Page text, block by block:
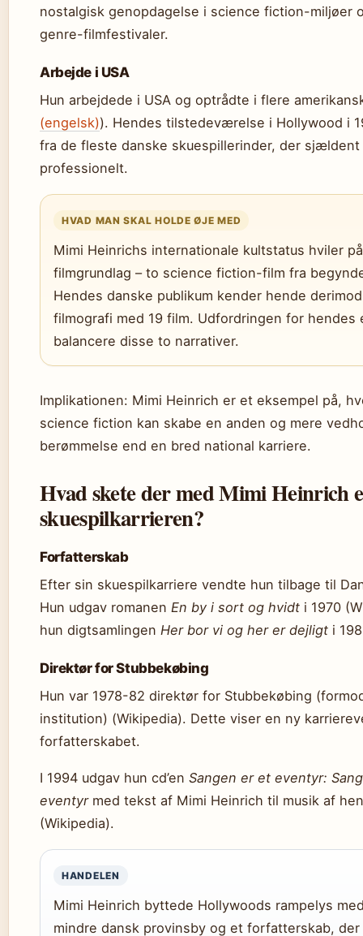
nostalgisk genopdagelse i science fiction-miljøer
genre-filmfestivaler.
Arbejde i USA
Hun arbejdede i USA og optrådte i flere
(engelsk)). Hendes tilstedeværelse i Hollywood i
fra de fleste danske skuespillerinder, der
professionelt.
HVAD MAN SKAL HOLDE ØJE MED
Mimi Heinrichs internationale kultstatus hviler
filmgrundlag – to science fiction-film fra
Hendes danske publikum kender hende
filmografi med 19 film. Udfordringen for
balancere disse to narrativer.
Implikationen: Mimi Heinrich er et eksempel på,
science fiction kan skabe en anden og mere
berømmelse end en bred national karriere.
Hvad skete der med Mimi Heinrich
skuespilkarrieren?
Forfatterskab
Efter sin skuespilkarriere vendte hun tilbage til
Hun udgav romanen En by i sort og hvidt i 1970
hun digtsamlingen Her bor vi og her er dejligt i
Direktør for Stubbekøbing
Hun var 1978-82 direktør for Stubbekøbing
institution) (Wikipedia). Dette viser en ny
forfatterskabet.
I 1994 udgav hun cd’en Sangen er et eventyr:
eventyrmed tekst af Mimi Heinrich til musik af
(Wikipedia).
HANDELEN
Mimi Heinrich byttede Hollywoods rampelys
mindre dansk provinsby og et forfatterskab,